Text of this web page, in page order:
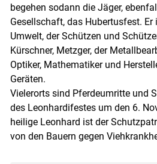
begehen sodann die Jäger,
Gesellschaft, das Hubertusfest. Er
Umwelt, der Schützen und
Kürschner, Metzger, der
Optiker, Mathematiker und
Geräten.
Vielerorts sind Pferdeumritte und
des Leonhardifestes um den 6.
heilige Leonhard ist der
von den Bauern gegen